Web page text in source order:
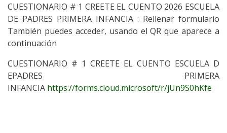
CUESTIONARIO # 1 CREETE EL CUENTO 2026 ESCUELA
DE PADRES PRIMERA INFANCIA : Rellenar formulario
También puedes acceder, usando el QR que aparece a
continuación
CUESTIONARIO # 1 CREETE EL CUENTO ESCUELA D
EPADRES PRIMERA
INFANCIA https://forms.cloud.microsoft/r/jUn9S0hKfe